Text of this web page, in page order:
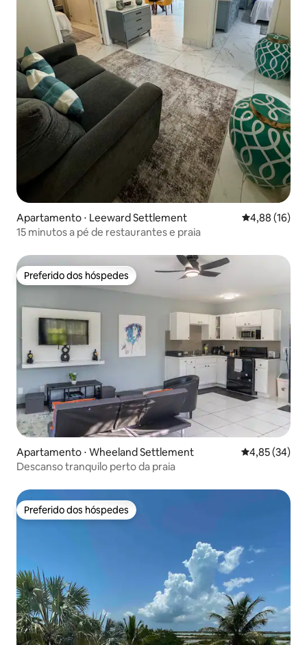
Apartamento ⋅ Leeward Settlement 4,88 de uma
4,88 (16)
15 minutos a pé de restaurantes e praia
Preferido dos hóspedes
Preferido dos hóspedes
Apartamento ⋅ Wheeland Settlement 4,85 de uma
4,85 (34)
Descanso tranquilo perto da praia
Preferido dos hóspedes
Preferido dos hóspedes